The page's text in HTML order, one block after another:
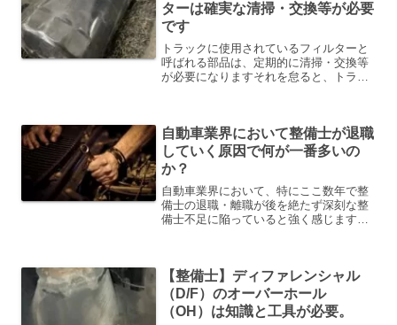
ターは確実な清掃・交換等が必要
です
トラックに使用されているフィルターと
呼ばれる部品は、定期的に清掃・交換等
が必要になりますそれを怠ると、トラッ
吸気系・排気系・燃料系・...
自動車業界において整備士が退職
していく原因で何が一番多いの
か？
自動車業界において、特にここ数年で整
備士の退職・離職が後を絶たず深刻な整
備士不足に陥っていると強く感じますで
は様々あるとは思います私自...
【整備士】ディファレンシャル
（D/F）のオーバーホール
（OH）は知識と工具が必要。